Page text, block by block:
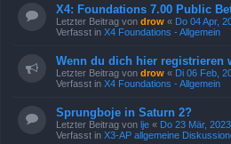
X4: Foundations 7.00 Public
Letzter Beitrag von drow « Do 04 Apr,
Verfasst in X4 Foundations - Allgemein
Wenn du dich hier registrieren
Letzter Beitrag von drow « Di 06 Feb,
Verfasst in X4 Foundations - Allgemein
Sprungboje in Saturn 2?
Letzter Beitrag von lje « Do 23 Mär,
Verfasst in X3-AP allgemeine